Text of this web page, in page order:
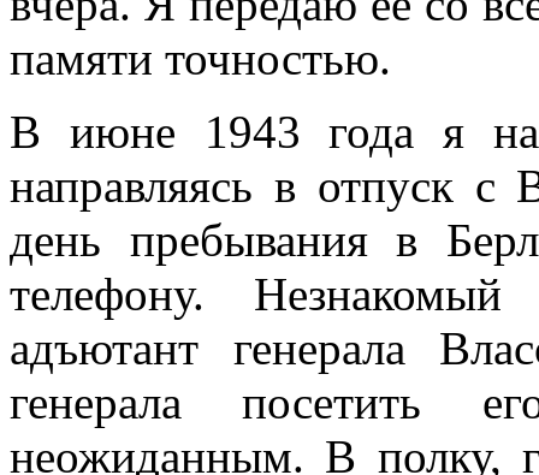
памяти точностью.
В июне 1943 года я
направляясь в от­пуск с
день пребывания в
телефону.
адъютант генерала
генерала
неожиданным. В полку,